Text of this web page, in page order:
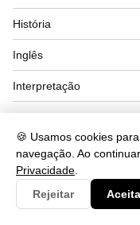
🍪 Usamos cookies
navegação. Ao
Privacidade
Rejeitar
História
Inglês
Interpretação
Literatura
Matemática
Politica
Química